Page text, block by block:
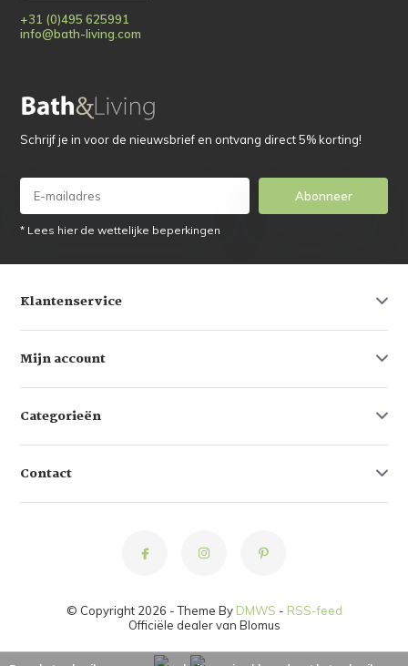
+31 (0)495 625991
info@bath-living.com
Schrijf je in voor de nieuwsbrief en ontvang direct 5% korting!
Abonneer
* Lees hier de wettelijke beperkingen
Klantenservice
Mijn account
Categorieën
Contact
© Copyright 2026 - Theme By DMWS - RSS-feed
Officiële dealer van Blomus